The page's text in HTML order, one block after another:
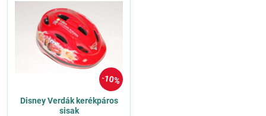
10%
Disney Verdák kerékpáros
sisak